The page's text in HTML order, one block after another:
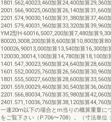
1801.562,40023,460加算24,400加算29,360
2001.566,90025,060加算26,140加算31,660
2201.574,90030,160加算31,380加算37,460
2401.579,40031,960加算33,320加算39,960
YM2型H-60016,5007,200加算7,480加算
80020,3008,200加算8,600加算10,800加算
100026,90013,000加算13,540加算16,300加
120030,30014,100加算14,780加算18,100加
1401.547,30023,960加算24,640加算28,660
1601.552,00025,760加算26,560加算30,960
1801.555,50027,660加算28,600加算33,560
2001.559,00029,460加算30,540加算36,060
2201.566,80034,760加算35,980加算42,060
2401.571,10036,760加算38,120加算44,760
一連20m以下の場合とm当りの概算重量に
をご覧下さい（P.706〜708）。（寸法単